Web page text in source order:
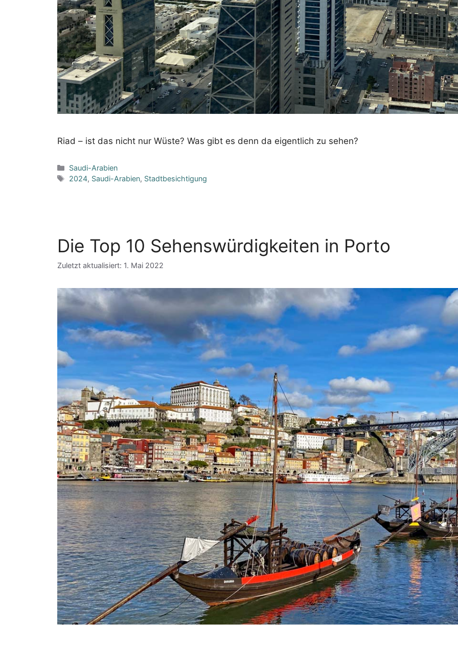
Riad – ist das nicht nur Wüste? Was gibt es denn da eigentlich zu sehen?
Kategorien
Saudi-Arabien
Schlagwörter
2024, Saudi-Arabien, Stadtbesichtigung
Die Top 10 Sehenswürdigkeiten in Porto
Zuletzt aktualisiert: 1. Mai 2022